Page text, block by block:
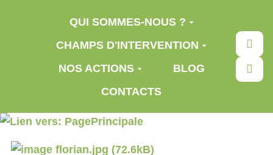
QUI SOMMES-NOUS ?
CHAMPS D'INTERVENTION
NOS ACTIONS
BLOG
CONTACTS